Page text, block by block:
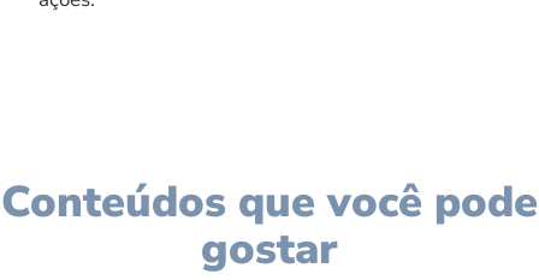
Conteúdos que você pode
gostar